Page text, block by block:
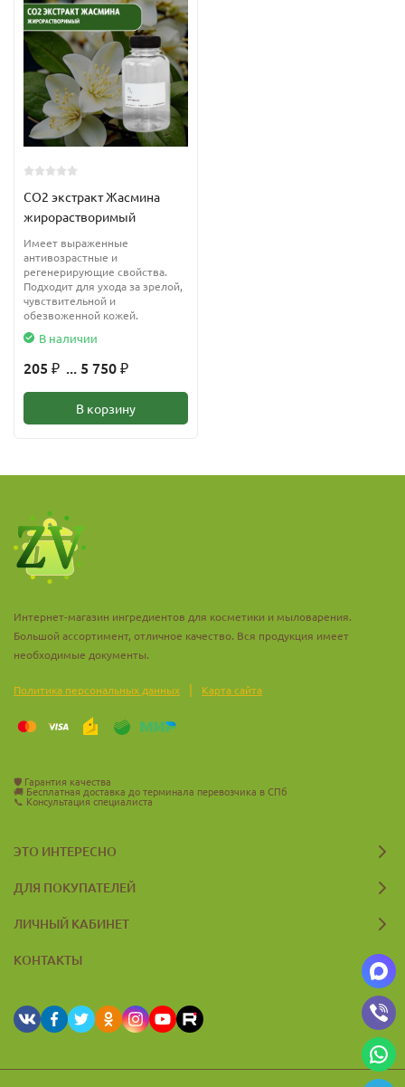
СО2 экстракт Жасмина
жирорастворимый
Имеет выраженные
антивозрастные и
регенерирующие свойства.
Подходит для ухода за зрелой,
чувствительной и
обезвоженной кожей.
В наличии
205 ₽ ... 5 750 ₽
В корзину
Интернет-магазин ингредиентов для косметики и мыловарения.
Большой ассортимент, отличное качество. Вся продукция имеет
необходимые документы.
Политика персональных данных | Карта сайта
🛡️ Гарантия качества
🚚 Бесплатная доставка до терминала перевозчика в СПб
📞 Консультация специалиста
ЭТО ИНТЕРЕСНО
ДЛЯ ПОКУПАТЕЛЕЙ
ЛИЧНЫЙ КАБИНЕТ
КОНТАКТЫ